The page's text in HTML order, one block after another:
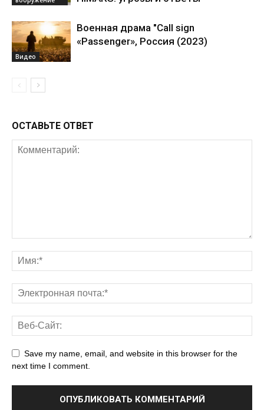
Видео
Военная драма "Call sign
«Passenger», Россия (2023)
ОСТАВЬТЕ ОТВЕТ
Save my name, email, and website in this browser for the
next time I comment.